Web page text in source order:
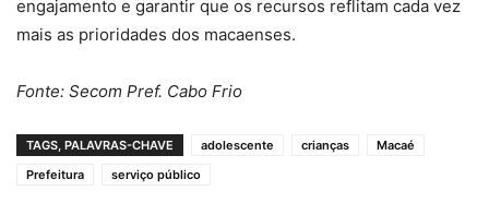
engajamento e garantir que os recursos reflitam cada vez
mais as prioridades dos macaenses.
Fonte: Secom Pref. Cabo Frio
TAGS, PALAVRAS-CHAVE adolescente crianças
Macaé
Prefeitura
serviço público